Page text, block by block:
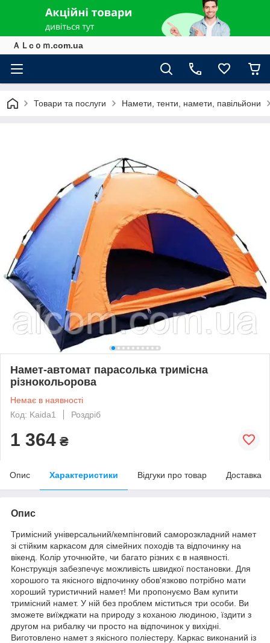
ＡＬcｏｍ.com.ua
Товари та послуги Намети, тенти, намети, павільйони
Намет-автомат парасолька тримісна
різнокольорова
Немає в наявності
Код: Kaida1
Роздріб
1 364 ₴
Опис Характеристики Відгуки про товар Доставка
Опис
Тримісний універсальний/кемпінговий саморозкладний намет
зі стійким каркасом для сімейних походів та відпочинку на
вікенд. Колір уточнюйте, чи багато різних є в наявності.
Конструкція забезпечує можливість швидкої постановки. Для
хорошого та якісного відпочинку обов'язково потрібно мати
хороший туристичний намет! Ми пропонуємо Вам купити
тримісний намет. У ній без проблем міститься три особи. Ви
зможете виїжджати на природу з коханою людиною, їздити з
другом на рибалку чи просто на відпочинок у вихідні.
Виготовлено намет з якісного поліестеру. Каркас виконаний із